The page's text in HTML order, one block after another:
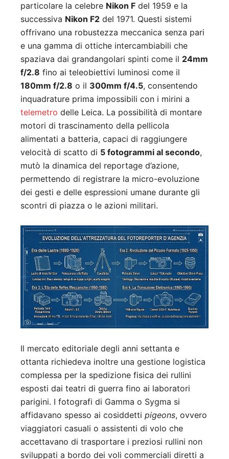
particolare la celebre Nikon F del 1959 e la
successiva Nikon F2 del 1971. Questi sistemi
offrivano una robustezza meccanica senza pari
e una gamma di ottiche intercambiabili che
spaziava dai grandangolari spinti come il 24mm
f/2.8 fino ai teleobiettivi luminosi come il
180mm f/2.8 o il 300mm f/4.5, consentendo
inquadrature prima impossibili con i mirini a
telemetro delle Leica. La possibilità di montare
motori di trascinamento della pellicola
alimentati a batteria, capaci di raggiungere
velocità di scatto di 5 fotogrammi al secondo,
mutò la dinamica del reportage d’azione,
permettendo di registrare la micro-evoluzione
dei gesti e delle espressioni umane durante gli
scontri di piazza o le azioni militari.
Il mercato editoriale degli anni settanta e
ottanta richiedeva inoltre una gestione logistica
complessa per la spedizione fisica dei rullini
esposti dai teatri di guerra fino ai laboratori
parigini. I fotografi di Gamma o Sygma si
affidavano spesso ai cosiddetti pigeons, ovvero
viaggiatori casuali o assistenti di volo che
accettavano di trasportare i preziosi rullini non
sviluppati a bordo dei voli commerciali diretti a